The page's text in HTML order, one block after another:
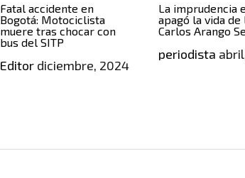
Fatal accidente en
Bogotá: Motociclista
muere tras chocar con
bus del SITP
Editor diciembre, 2024
La imprudencia
apagó la vida de
Carlos Arango
periodista